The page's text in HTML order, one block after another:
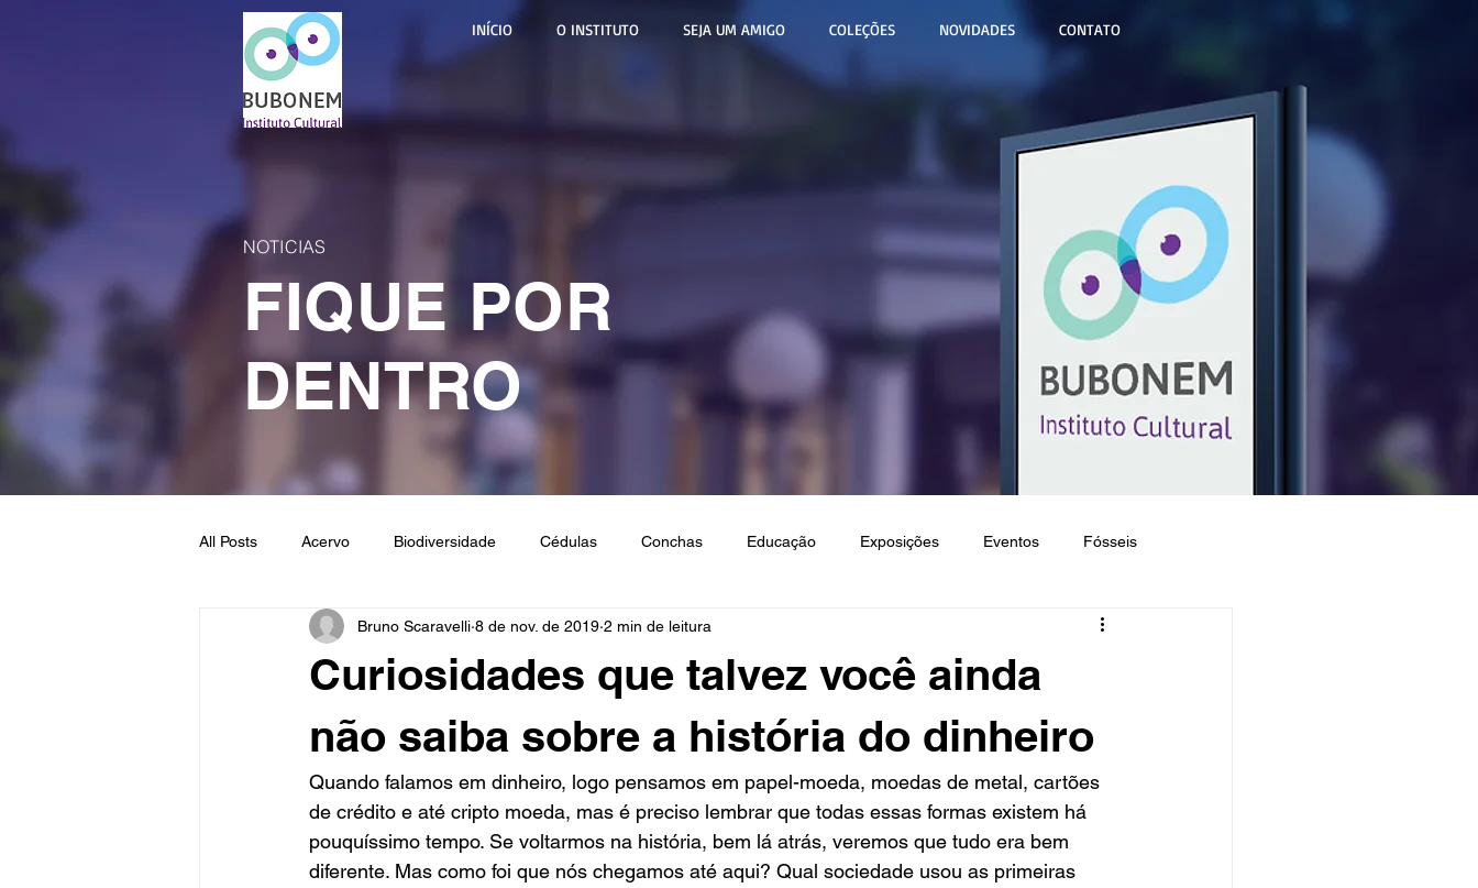
INÍCIO O INSTITUTO SEJA UM AMIGO COLEÇÕES NOVIDADES CONTATO
NOTICIAS
FIQUE POR
DENTRO
All Posts Acervo Biodiversidade Cédulas Conchas Educação Exposições Eventos Fósseis
Moedas Pedras e Rochas Notícias
Curiosidades que talvez você ainda
não saiba sobre a história do dinheiro
Bruno Scaravelli 8 de nov. de 2019 2 min de leitura
Quando falamos em dinheiro, logo pensamos em papel-moeda, moedas de metal, cartões
de crédito e até cripto moeda, mas é preciso lembrar que todas essas formas existem há
pouquíssimo tempo. Se voltarmos na história, bem lá atrás, veremos que tudo era bem
diferente. Mas como foi que nós chegamos até aqui? Qual sociedade usou as primeiras